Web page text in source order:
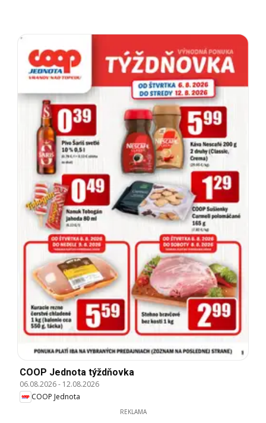
COOP Jednota týždňovka
06.08.2026- 12.08.2026
COOP Jednota
REKLAMA